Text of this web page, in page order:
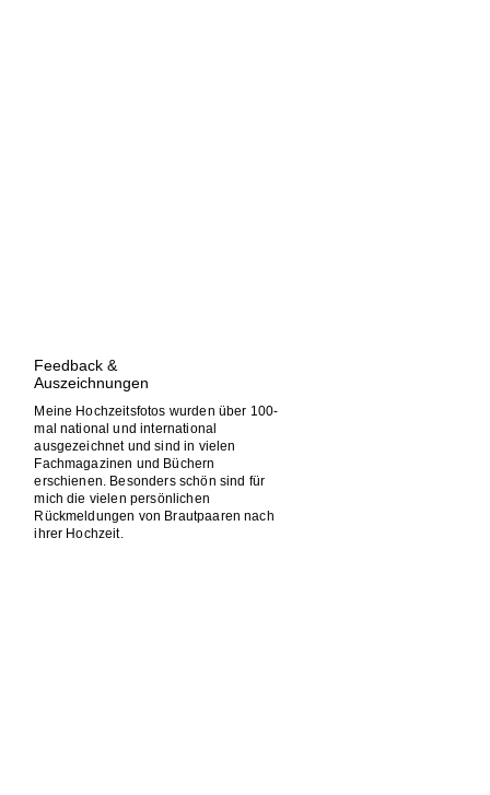
Feedback &
Auszeichnungen
Meine Hochzeitsfotos wurden über 100-
mal national und international
ausgezeichnet und sind in vielen
Fachmagazinen und Büchern
erschienen. Besonders schön sind für
mich die vielen persönlichen
Rückmeldungen von Brautpaaren nach
ihrer Hochzeit.